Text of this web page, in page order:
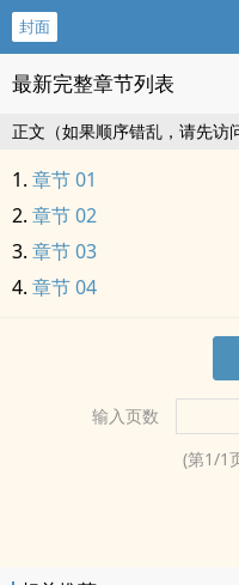
封面
最新完整章节列表
正文（如果顺序错乱，请先访
章节 01
章节 02
章节 03
章节 04
输入页数
(第1/1